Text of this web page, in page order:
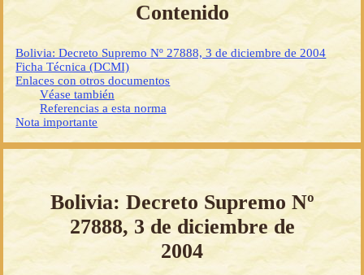
Contenido
Bolivia: Decreto Supremo Nº 27888, 3 de diciembre de 2004
Ficha Técnica (DCMI)
Enlaces con otros documentos
Véase también
Referencias a esta norma
Nota importante
Bolivia: Decreto Supremo Nº
27888, 3 de diciembre de
2004